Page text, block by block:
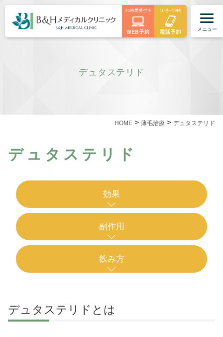
メニュー
デュタステリド
HOME > 薄毛治療 > デュタステリド
デュタステリド
効果
副作用
飲み方
デュタステリドとは